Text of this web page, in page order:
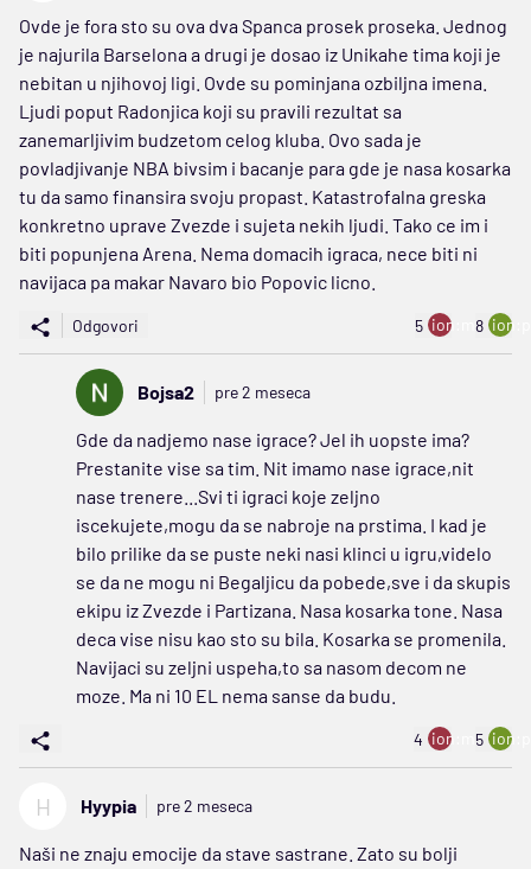
Ovde je fora sto su ova dva Spanca prosek proseka. Jednog
je najurila Barselona a drugi je dosao iz Unikahe tima koji je
nebitan u njihovoj ligi. Ovde su pominjana ozbiljna imena.
Ljudi poput Radonjica koji su pravili rezultat sa
zanemarljivim budzetom celog kluba. Ovo sada je
povladjivanje NBA bivsim i bacanje para gde je nasa kosarka
tu da samo finansira svoju propast. Katastrofalna greska
konkretno uprave Zvezde i sujeta nekih ljudi. Tako ce im i
biti popunjena Arena. Nema domacih igraca, nece biti ni
navijaca pa makar Navaro bio Popovic licno.
Odgovori 5 ion:minus
8
Bojsa2 pre 2 meseca
Gde da nadjemo nase igrace? Jel ih uopste ima?
Prestanite vise sa tim. Nit imamo nase igrace,nit
nase trenere...Svi ti igraci koje zeljno
iscekujete,mogu da se nabroje na prstima. I kad je
bilo prilike da se puste neki nasi klinci u igru,videlo
se da ne mogu ni Begaljicu da pobede,sve i da skupis
ekipu iz Zvezde i Partizana. Nasa kosarka tone. Nasa
deca vise nisu kao sto su bila. Kosarka se promenila.
Navijaci su zeljni uspeha,to sa nasom decom ne
moze. Ma ni 10 EL nema sanse da budu.
4 ion:minus
5
H Hyypia pre 2 meseca
Naši ne znaju emocije da stave sastrane. Zato su bolji